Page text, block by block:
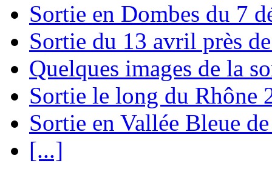
Sortie en Dombes du 7
Sortie du 13 avril près
Quelques images de la
Sortie le long du Rhône
Sortie en Vallée Bleue
[...]